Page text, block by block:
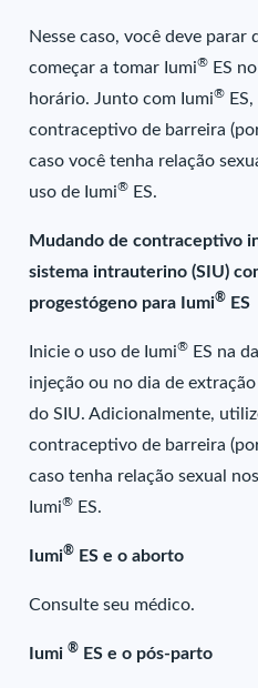
Nesse caso, você deve parar
começar a tomar Iumi® ES
horário. Junto com Iumi®
contraceptivo de barreira
caso você tenha relação
uso de Iumi® ES.
Mudando de contraceptivo
sistema intrauterino (SIU)
progestógeno para Iumi® ES
Inicie o uso de Iumi® ES na
injeção ou no dia de
do SIU. Adicionalmente,
contraceptivo de barreira
caso tenha relação sexual
Iumi® ES.
Iumi® ES e o aborto
Consulte seu médico.
Iumi® ES e o pós-parto